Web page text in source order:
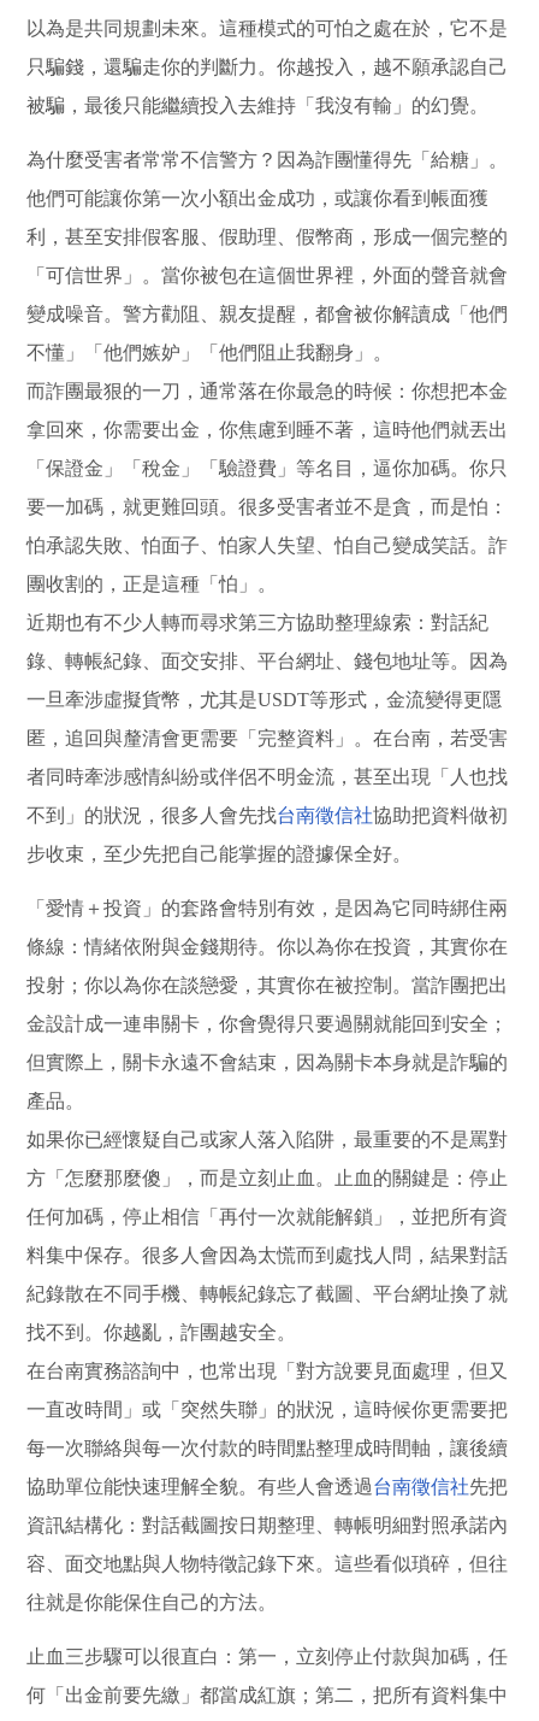
以為是共同規劃未來。這種模式的可怕之處在於，它不是
只騙錢，還騙走你的判斷力。你越投入，越不願承認自己
被騙，最後只能繼續投入去維持「我沒有輸」的幻覺。
為什麼受害者常常不信警方？因為詐團懂得先「給糖」。
他們可能讓你第一次小額出金成功，或讓你看到帳面獲
利，甚至安排假客服、假助理、假幣商，形成一個完整的
「可信世界」。當你被包在這個世界裡，外面的聲音就會
變成噪音。警方勸阻、親友提醒，都會被你解讀成「他們
不懂」「他們嫉妒」「他們阻止我翻身」。
而詐團最狠的一刀，通常落在你最急的時候：你想把本金
拿回來，你需要出金，你焦慮到睡不著，這時他們就丟出
「保證金」「稅金」「驗證費」等名目，逼你加碼。你只
要一加碼，就更難回頭。很多受害者並不是貪，而是怕：
怕承認失敗、怕面子、怕家人失望、怕自己變成笑話。詐
團收割的，正是這種「怕」。
近期也有不少人轉而尋求第三方協助整理線索：對話紀
錄、轉帳紀錄、面交安排、平台網址、錢包地址等。因為
一旦牽涉虛擬貨幣，尤其是USDT等形式，金流變得更隱
匿，追回與釐清會更需要「完整資料」。在台南，若受害
者同時牽涉感情糾紛或伴侶不明金流，甚至出現「人也找
不到」的狀況，很多人會先找台南徵信社協助把資料做初
步收束，至少先把自己能掌握的證據保全好。
「愛情＋投資」的套路會特別有效，是因為它同時綁住兩
條線：情緒依附與金錢期待。你以為你在投資，其實你在
投射；你以為你在談戀愛，其實你在被控制。當詐團把出
金設計成一連串關卡，你會覺得只要過關就能回到安全；
但實際上，關卡永遠不會結束，因為關卡本身就是詐騙的
產品。
如果你已經懷疑自己或家人落入陷阱，最重要的不是罵對
方「怎麼那麼傻」，而是立刻止血。止血的關鍵是：停止
任何加碼，停止相信「再付一次就能解鎖」，並把所有資
料集中保存。很多人會因為太慌而到處找人問，結果對話
紀錄散在不同手機、轉帳紀錄忘了截圖、平台網址換了就
找不到。你越亂，詐團越安全。
在台南實務諮詢中，也常出現「對方說要見面處理，但又
一直改時間」或「突然失聯」的狀況，這時候你更需要把
每一次聯絡與每一次付款的時間點整理成時間軸，讓後續
協助單位能快速理解全貌。有些人會透過台南徵信社先把
資訊結構化：對話截圖按日期整理、轉帳明細對照承諾內
容、面交地點與人物特徵記錄下來。這些看似瑣碎，但往
往就是你能保住自己的方法。
止血三步驟可以很直白：第一，立刻停止付款與加碼，任
何「出金前要先繳」都當成紅旗；第二，把所有資料集中